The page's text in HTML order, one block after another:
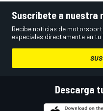
Suscríbete a nuestra
Recibe noticias de
especiales directamente en
Descarga